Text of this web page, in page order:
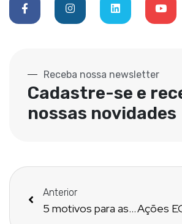
Receba nossa newsletter
Cadastre-se e
nossas novidades
Anterior
5 motivos para as farmácias magistrais entrarem de vez na transformação digital